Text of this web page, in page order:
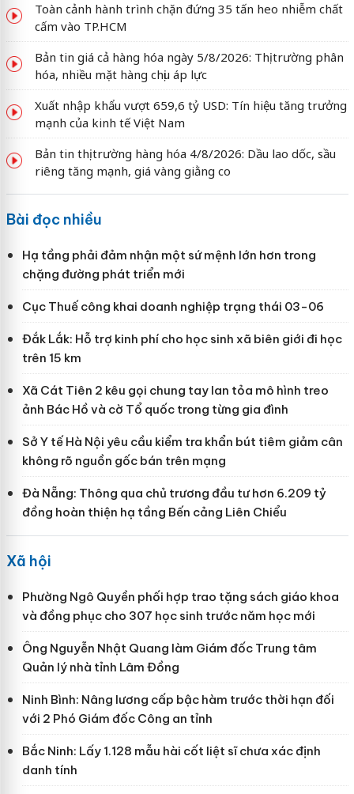
Toàn cảnh hành trình chặn đứng 35 tấn heo nhiễm chất
cấm vào TP.HCM
Bản tin giá cả hàng hóa ngày 5/8/2026: Thị trường phân
hóa, nhiều mặt hàng chịu áp lực
Xuất nhập khẩu vượt 659,6 tỷ USD: Tín hiệu tăng trưởng
mạnh của kinh tế Việt Nam
Bản tin thị trường hàng hóa 4/8/2026: Dầu lao dốc, sầu
riêng tăng mạnh, giá vàng giằng co
Bài đọc nhiều
Hạ tầng phải đảm nhận một sứ mệnh lớn hơn trong
chặng đường phát triển mới
Cục Thuế công khai doanh nghiệp trạng thái 03-06
Đắk Lắk: Hỗ trợ kinh phí cho học sinh xã biên giới đi học
trên 15 km
Xã Cát Tiên 2 kêu gọi chung tay lan tỏa mô hình treo
ảnh Bác Hồ và cờ Tổ quốc trong từng gia đình
Sở Y tế Hà Nội yêu cầu kiểm tra khẩn bút tiêm giảm cân
không rõ nguồn gốc bán trên mạng
Đà Nẵng: Thông qua chủ trương đầu tư hơn 6.209 tỷ
đồng hoàn thiện hạ tầng Bến cảng Liên Chiểu
Xã hội
Phường Ngô Quyền phối hợp trao tặng sách giáo khoa
và đồng phục cho 307 học sinh trước năm học mới
Ông Nguyễn Nhật Quang làm Giám đốc Trung tâm
Quản lý nhà tỉnh Lâm Đồng
Ninh Bình: Nâng lương cấp bậc hàm trước thời hạn đối
với 2 Phó Giám đốc Công an tỉnh
Bắc Ninh: Lấy 1.128 mẫu hài cốt liệt sĩ chưa xác định
danh tính